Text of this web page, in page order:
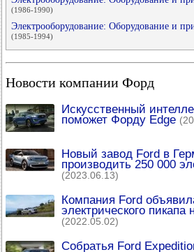
(1986-1990)
Электрооборудование: Оборудование и
(1985-1994)
Новости компании Форд
Искусственный
поможет Форду Edge
Новый завод Ford в
производить 250 000
(2023.06.13)
Компания Ford
электрического пикапа
(2022.05.02)
Собратья Ford